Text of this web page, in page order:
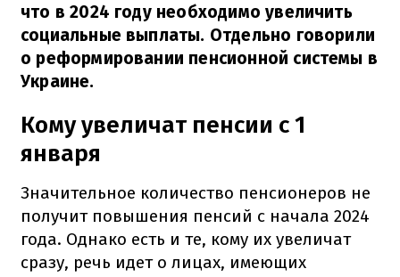
что в 2024 году необходимо увеличить
социальные выплаты. Отдельно говорили
о реформировании пенсионной системы в
Украине.
Кому увеличат пенсии с 1
января
Значительное количество пенсионеров не
получит повышения пенсий с начала 2024
года. Однако есть и те, кому их увеличат
сразу, речь идет о лицах, имеющих